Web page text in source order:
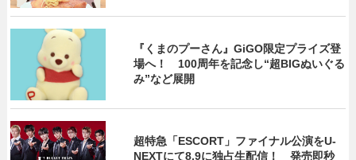
『くまのプーさん』GiGO限定プライズ登
場へ！ 100周年を記念し“超BIGぬいぐる
み”など展開
超特急「ESCORT」ファイナル公演をU-
NEXTにて8.9に独占生配信！ 発売即秒